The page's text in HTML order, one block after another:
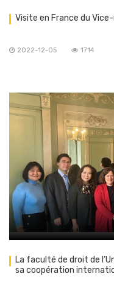
Visite en France du
2022-12-05 1714
La faculté de droit de
sa coopération